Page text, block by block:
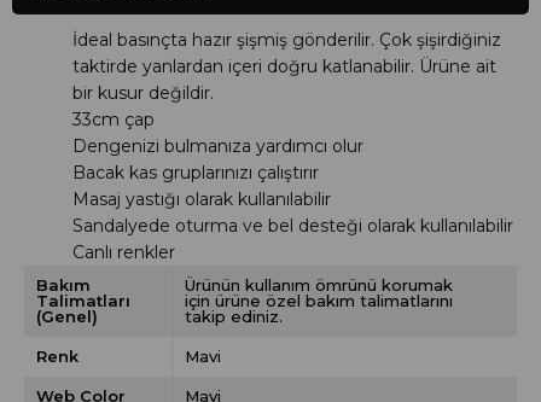
İdeal basınçta hazır şişmiş gönderilir. Çok şişirdiğiniz
taktirde yanlardan içeri doğru katlanabilir. Ürüne ait
bir kusur değildir.
33cm çap
Dengenizi bulmanıza yardımcı olur
Bacak kas gruplarınızı çalıştırır
Masaj yastığı olarak kullanılabilir
Sandalyede oturma ve bel desteği olarak kullanılabilir
Canlı renkler
Bakım
Talimatları
(Genel)
Ürünün kullanım ömrünü korumak
için ürüne özel bakım talimatlarını
takip ediniz.
Renk Mavi
Web Color Mavi